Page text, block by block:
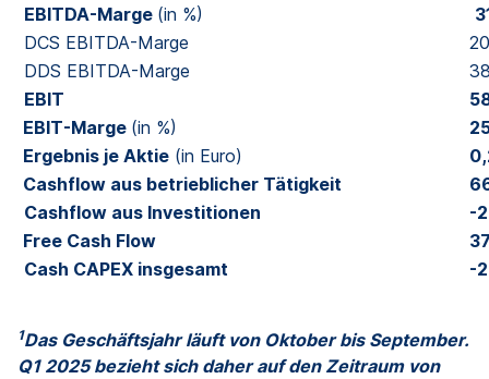
EBITDA-Marge (in %)
DCS EBITDA-Marge
DDS EBITDA-Marge
EBIT
EBIT-Marge (in %)
Ergebnis je Aktie (in Euro)
Cashflow aus betrieblicher Tätigkeit
Cashflow aus Investitionen
-
Free Cash Flow
Cash CAPEX insgesamt
-
1Das Geschäftsjahr läuft von Oktober bis September.
Q1 2025 bezieht sich daher auf den Zeitraum von